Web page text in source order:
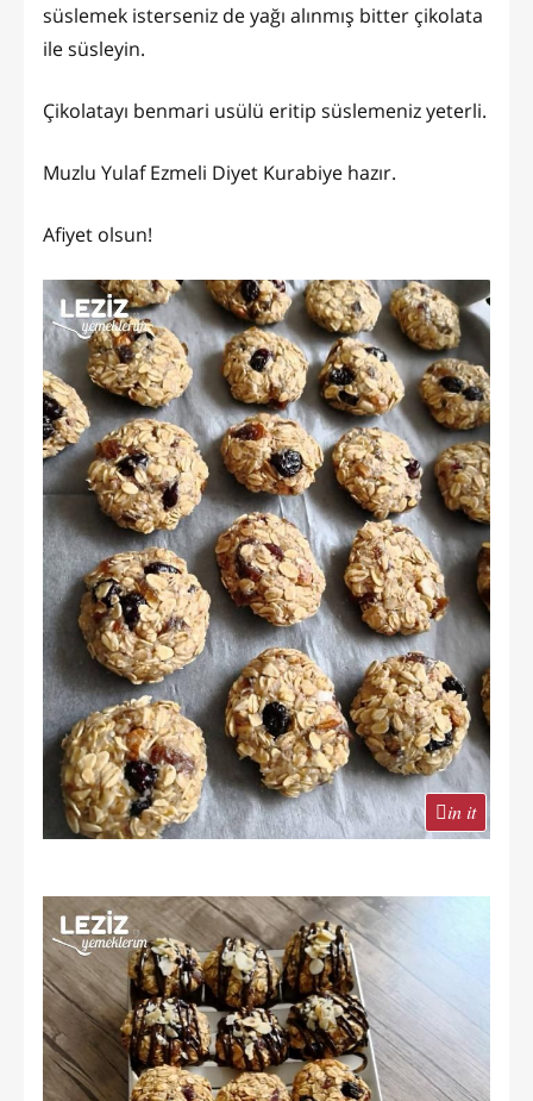
süslemek isterseniz de yağı alınmış bitter çikolata
ile süsleyin.
Çikolatayı benmari usülü eritip süslemeniz yeterli.
Muzlu Yulaf Ezmeli Diyet Kurabiye hazır.
Afiyet olsun!
in it